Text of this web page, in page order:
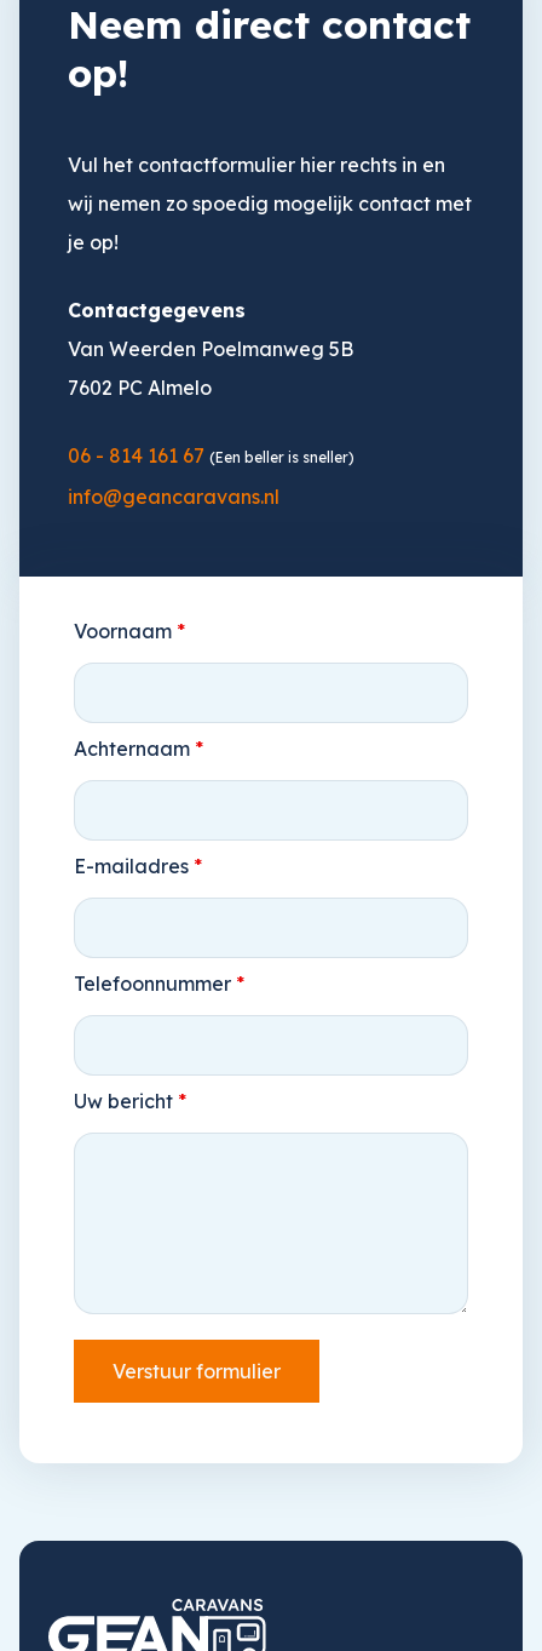
Neem direct contact
op!
Vul het contactformulier hier rechts in en
wij nemen zo spoedig mogelijk contact met
je op!
Contactgegevens
Van Weerden Poelmanweg 5B
7602 PC Almelo
06 - 814 161 67 (Een beller is sneller)
info@geancaravans.nl
Voornaam *
Achternaam *
E-mailadres *
Telefoonnummer *
Uw bericht *